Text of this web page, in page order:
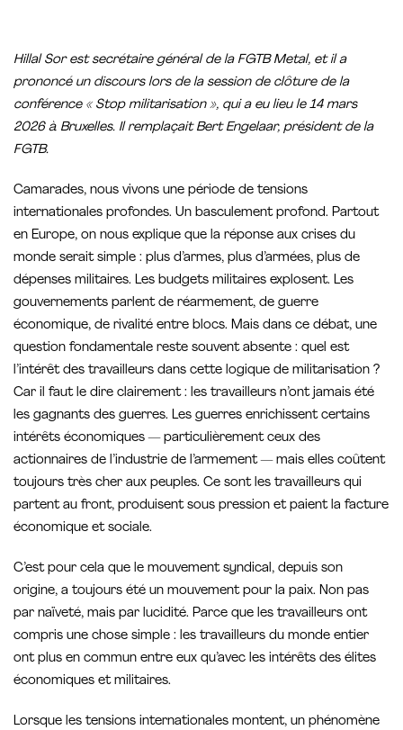
Hillal Sor est secrétaire général de la FGTB Metal, et il a
prononcé un discours lors de la session de clôture de la
conférence « Stop militarisation », qui a eu lieu le 14 mars
2026 à Bruxelles. Il remplaçait Bert Engelaar, président de la
FGTB.
Camarades, nous vivons une période de tensions
internationales profondes. Un basculement profond. Partout
en Europe, on nous explique que la réponse aux crises du
monde serait simple : plus d’armes, plus d’armées, plus de
dépenses militaires. Les budgets militaires explosent. Les
gouvernements parlent de réarmement, de guerre
économique, de rivalité entre blocs. Mais dans ce débat, une
question fondamentale reste souvent absente : quel est
l’intérêt des travailleurs dans cette logique de militarisation ?
Car il faut le dire clairement : les travailleurs n’ont jamais été
les gagnants des guerres. Les guerres enrichissent certains
intérêts économiques — particulièrement ceux des
actionnaires de l’industrie de l’armement — mais elles coûtent
toujours très cher aux peuples. Ce sont les travailleurs qui
partent au front, produisent sous pression et paient la facture
économique et sociale.
C’est pour cela que le mouvement syndical, depuis son
origine, a toujours été un mouvement pour la paix. Non pas
par naïveté, mais par lucidité. Parce que les travailleurs ont
compris une chose simple : les travailleurs du monde entier
ont plus en commun entre eux qu’avec les intérêts des élites
économiques et militaires.
Lorsque les tensions internationales montent, un phénomène